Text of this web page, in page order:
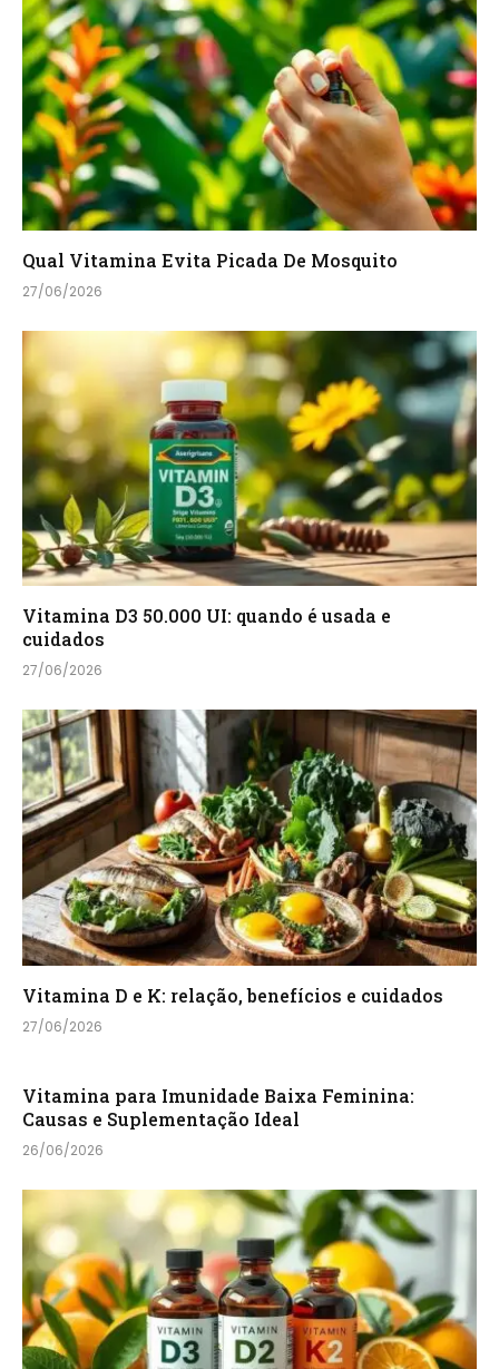
Qual Vitamina Evita Picada De Mosquito
27/06/2026
Vitamina D3 50.000 UI: quando é usada e
cuidados
27/06/2026
Vitamina D e K: relação, benefícios e cuidados
27/06/2026
Vitamina para Imunidade Baixa Feminina:
Causas e Suplementação Ideal
26/06/2026